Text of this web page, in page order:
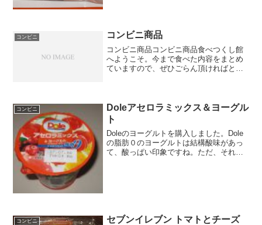
コンビニ コンビニ商品
コンビニ商品コンビニ商品食べつくし館
へようこそ。今まで食べた内容をまとめ
ていますので、ぜひごらん頂ければと思
います。ちょこちょこ更新を...
コンビニ
Doleアセロラミックス＆ヨーグル
ト
Doleのヨーグルトを購入しました。Dole
の脂肪０のヨーグルトは結構酸味があっ
て、酸っぱい印象ですね。ただ、それが
コンビニ
セブンイレブン トマトとチーズ